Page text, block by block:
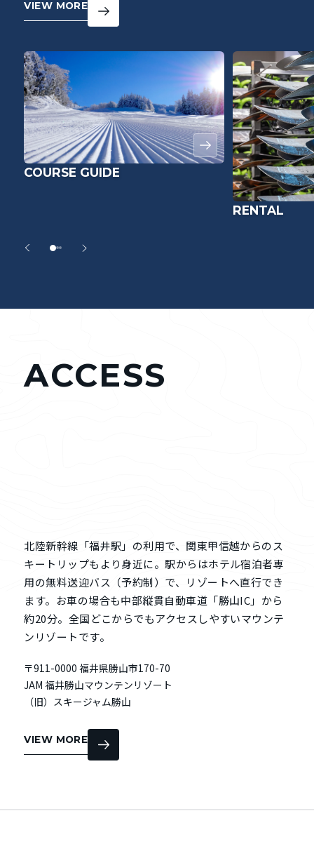
VIEW MORE
COURSE GUIDE
RENTAL
ACCESS
北陸新幹線「福井駅」の利用で、関東甲信越からのス
キートリップもより身近に。駅からはホテル宿泊者専
用の無料送迎バス（予約制）で、リゾートへ直行でき
ます。お車の場合も中部縦貫自動車道「勝山IC」から
約20分。全国どこからでもアクセスしやすいマウンテ
ンリゾートです。
〒911-0000 福井県勝山市170-70
JAM 福井勝山マウンテンリゾート
（旧）スキージャム勝山
VIEW MORE